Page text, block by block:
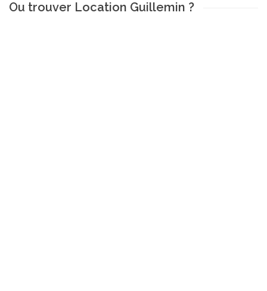
Ou trouver Location Guillemin ?